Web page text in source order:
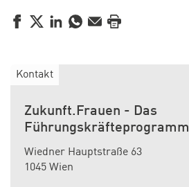
Facebook
TwitterLinkedIn
WhatsApp
E-MailDrucken
Kontakt
Zukunft.Frauen - Das
Führungskräfteprogramm
Wiedner Hauptstraße 63
1045 Wien